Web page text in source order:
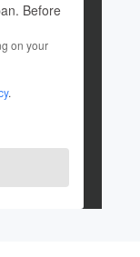
Before
on your
.